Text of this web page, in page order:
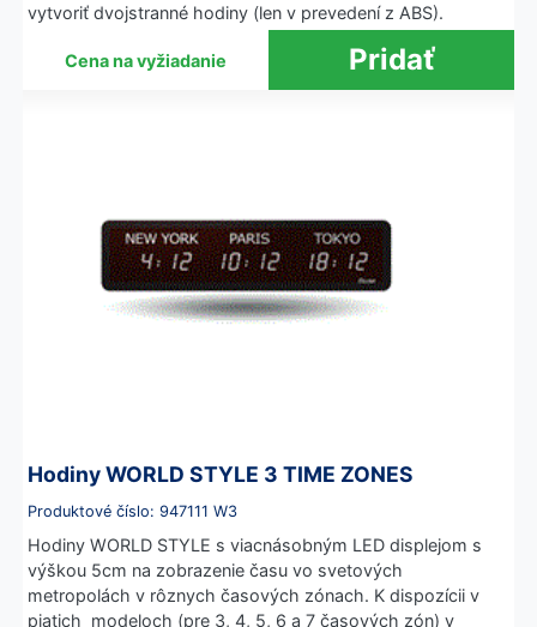
vytvoriť dvojstranné hodiny (len v prevedení z ABS).
Cena na vyžiadanie
Hodiny WORLD STYLE 3 TIME ZONES
Produktové číslo: 947111 W3
Hodiny WORLD STYLE s viacnásobným LED displejom s
výškou 5cm na zobrazenie času vo svetových
metropolách v rôznych časových zónach. K dispozícii v
piatich modeloch (pre 3, 4, 5, 6 a 7 časových zón) v